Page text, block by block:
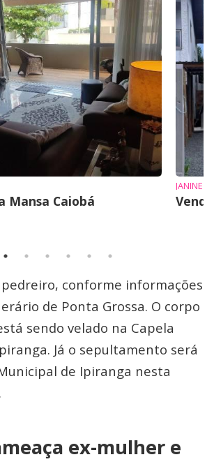
Mansa Caiobá
JANINE
conforme informações
de Ponta Grossa. O corpo
sendo velado na Capela
Já o sepultamento será
de Ipiranga nesta
ex-mulher e